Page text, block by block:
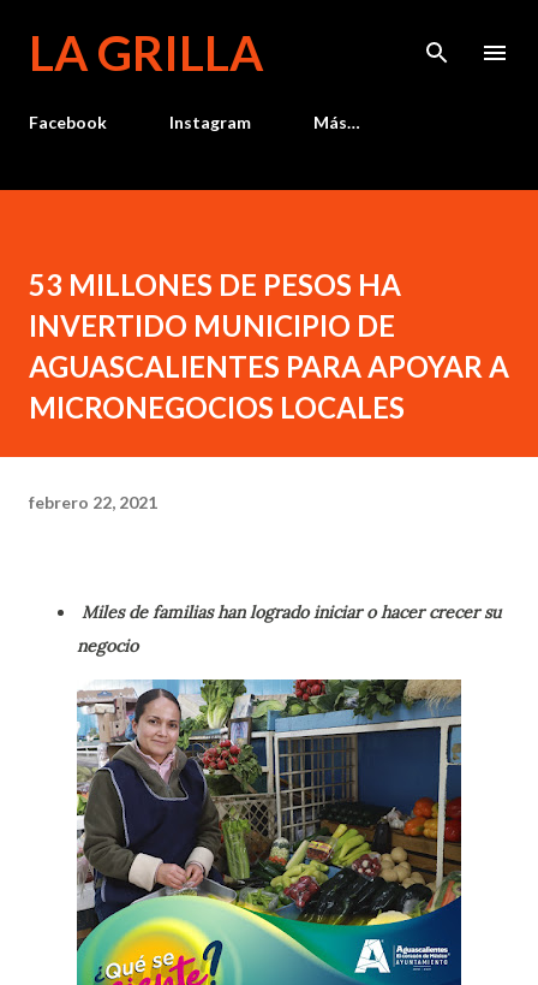
LA GRILLA
Facebook Instagram Más…
53 MILLONES DE PESOS HA
INVERTIDO MUNICIPIO DE
AGUASCALIENTES PARA APOYAR A
MICRONEGOCIOS LOCALES
febrero 22, 2021
Miles de familias han logrado iniciar o hacer crecer su
negocio